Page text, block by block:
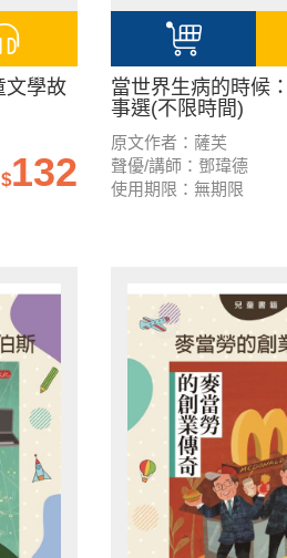
文學故
$132
當世界生病的時候
事選(不限時間)
原文作者：薩芙
聲優/講師：鄧瑋德
使用期限：無期限